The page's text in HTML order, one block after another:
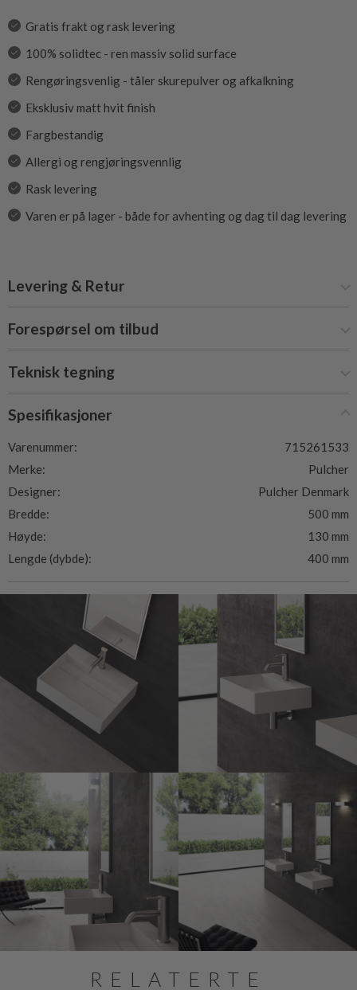
Gratis frakt og rask levering
100% solidtec - ren massiv solid surface
Rengøringsvenlig - tåler skurepulver og afkalkning
Eksklusiv matt hvit finish
Fargbestandig
Allergi og rengjøringsvennlig
Rask levering
Varen er på lager - både for avhenting og dag til dag levering
Levering & Retur
Forespørsel om tilbud
Teknisk tegning
Spesifikasjoner
Varenummer:
715261533
Merke:
Pulcher
Designer:
Pulcher Denmark
Bredde:
500 mm
Høyde:
130 mm
Lengde (dybde):
400 mm
RELATERTE